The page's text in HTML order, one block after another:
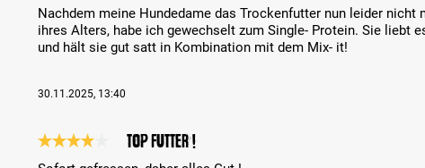
Nachdem meine Hundedame das Trockenfutter nun leider nicht
ihres Alters, habe ich gewechselt zum Single- Protein. Sie liebt
und hält sie gut satt in Kombination mit dem Mix- it!
30.11.2025, 13:40
Top Futter !